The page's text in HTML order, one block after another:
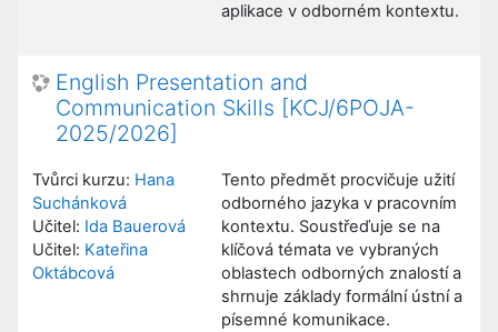
aplikace v odborném kontextu.
English Presentation and
Communication Skills [KCJ/6POJA-
2025/2026]
Tento předmět procvičuje užití
odborného jazyka v pracovním
kontextu. Soustřeďuje se na
klíčová témata ve vybraných
oblastech odborných znalostí a
shrnuje základy formální ústní a
písemné komunikace.
Tvůrci kurzu: Hana
Suchánková
Učitel: Ida Bauerová
Učitel: Kateřina
Oktábcová